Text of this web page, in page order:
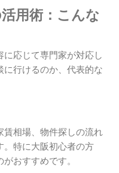
用術：こんな
応じて専門家が対応し
に行けるのか、代表的な
賃相場、物件探しの流れ
。特に大阪初心者の方
おすすめです。